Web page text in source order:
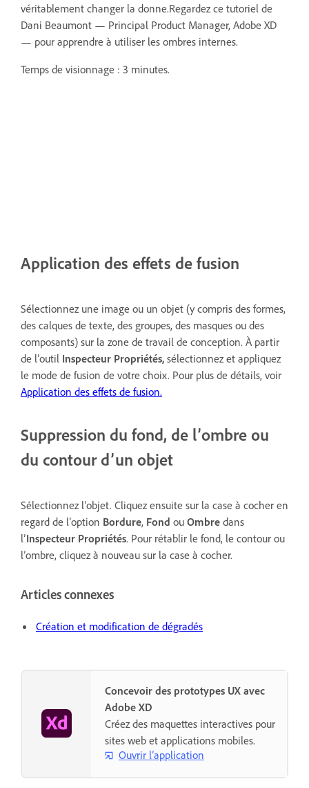
véritablement changer la donne.Regardez ce tutoriel de
Dani Beaumont — Principal Product Manager, Adobe XD
— pour apprendre à utiliser les ombres internes.
Temps de visionnage : 3 minutes.
Application des effets de fusion
Sélectionnez une image ou un objet (y compris des formes,
des calques de texte, des groupes, des masques ou des
composants) sur la zone de travail de conception. À partir
de l’outil Inspecteur Propriétés, sélectionnez et appliquez
le mode de fusion de votre choix. Pour plus de détails, voir
Application des effets de fusion.
Suppression du fond, de l’ombre ou
du contour d’un objet
Sélectionnez l’objet. Cliquez ensuite sur la case à cocher en
regard de l’option Bordure, Fond ou Ombre dans
l’Inspecteur Propriétés. Pour rétablir le fond, le contour ou
l’ombre, cliquez à nouveau sur la case à cocher.
Articles connexes
Création et modification de dégradés
Concevoir des prototypes UX avec
Adobe XD
Créez des maquettes interactives pour
sites web et applications mobiles.
Ouvrir l’application